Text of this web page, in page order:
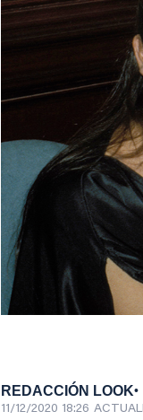
REDACCIÓN LOOK
11/12/2020 18:26